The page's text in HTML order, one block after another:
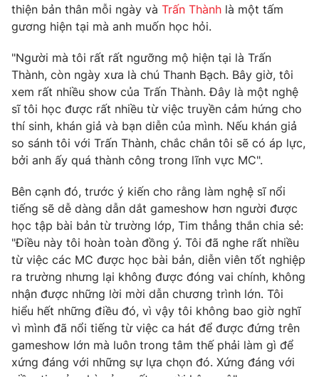
Phó Tổng Biên tập:Nguyễn Thị Mỹ Hạnh, Phạm Quốc Thắng,
Nguyễn Trọng Ninh
Ðiện thoại Thời báo VTV:024.66 897 897
toasoan@vtv.vn
Liên hệ quảng cáo:024-7300.7108
® Cấm sao chép dưới mọi hình thức nếu không có sự chấp
thuận bằng văn bản. Ghi rõ nguồn VTV.vn khi phát hành lại
thông tin từ website này.
thiện bản thân mỗi ngày và Trấn Thành là một tấm
gương hiện tại mà anh muốn học hỏi.
"Người mà tôi rất rất ngưỡng mộ hiện tại là Trấn
Thành, còn ngày xưa là chú Thanh Bạch. Bây giờ, tôi
xem rất nhiều show của Trấn Thành. Đây là một nghệ
sĩ tôi học được rất nhiều từ việc truyền cảm hứng cho
thí sinh, khán giả và bạn diễn của mình. Nếu khán giả
so sánh tôi với Trấn Thành, chắc chắn tôi sẽ có áp lực,
bởi anh ấy quá thành công trong lĩnh vực MC".
Bên cạnh đó, trước ý kiến cho rằng làm nghệ sĩ nổi
tiếng sẽ dễ dàng dẫn dắt gameshow hơn người được
học tập bài bản từ trường lớp, Tim thẳng thắn chia sẻ:
"Điều này tôi hoàn toàn đồng ý. Tôi đã nghe rất nhiều
từ việc các MC được học bài bản, diễn viên tốt nghiệp
ra trường nhưng lại không được đóng vai chính, không
nhận được những lời mời dẫn chương trình lớn. Tôi
hiểu hết những điều đó, vì vậy tôi không bao giờ nghĩ
vì mình đã nổi tiếng từ việc ca hát để được đứng trên
gameshow lớn mà luôn trong tâm thế phải làm gì để
xứng đáng với những sự lựa chọn đó. Xứng đáng với